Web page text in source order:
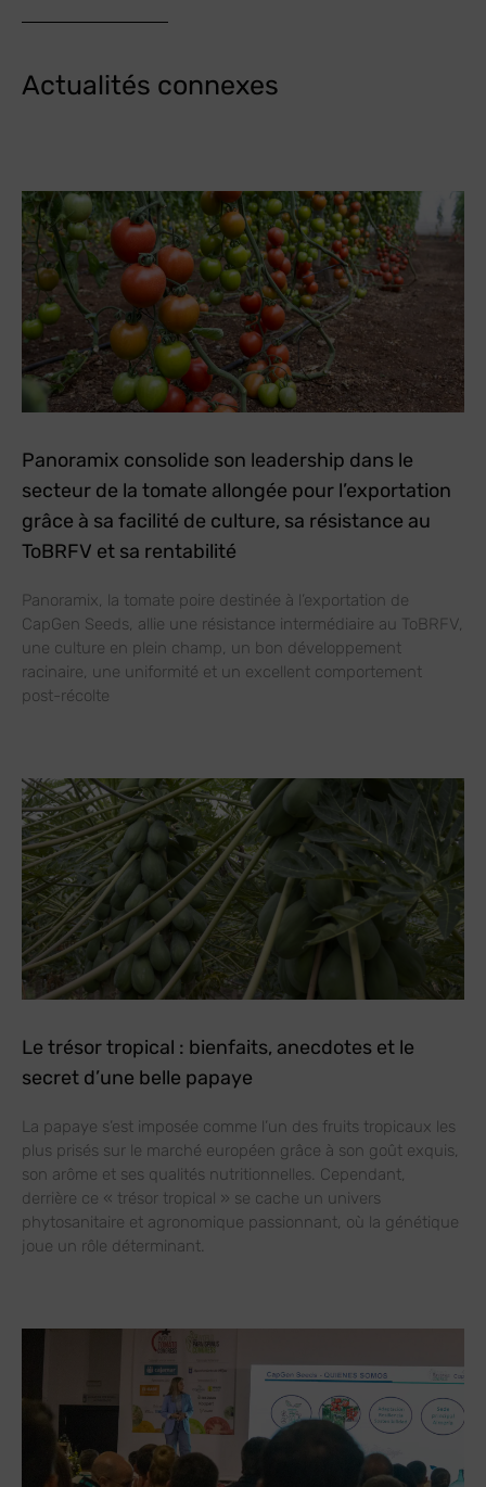
Actualités connexes
Panoramix consolide son leadership dans le
secteur de la tomate allongée pour l’exportation
grâce à sa facilité de culture, sa résistance au
ToBRFV et sa rentabilité
Panoramix, la tomate poire destinée à l’exportation de
CapGen Seeds, allie une résistance intermédiaire au ToBRFV,
une culture en plein champ, un bon développement
racinaire, une uniformité et un excellent comportement
post-récolte
Le trésor tropical : bienfaits, anecdotes et le
secret d’une belle papaye
La papaye s’est imposée comme l’un des fruits tropicaux les
plus prisés sur le marché européen grâce à son goût exquis,
son arôme et ses qualités nutritionnelles. Cependant,
derrière ce « trésor tropical » se cache un univers
phytosanitaire et agronomique passionnant, où la génétique
joue un rôle déterminant.